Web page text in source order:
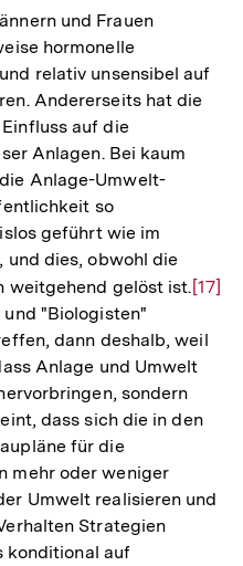
und Frauen
hormonelle
relativ unsensibel auf
Andererseits hat die
auf die
Anlagen. Bei kaum
Anlage-Umwelt-
so
geführt wie im
, und dies, obwohl die
weitgehend gelöst ist. Zur
der
[17]
"Biologisten"
dann deshalb, weil
Anlage und Umwelt
sondern
dass sich die in den
für die
mehr oder weniger
Umwelt realisieren und
Strategien
konditional auf